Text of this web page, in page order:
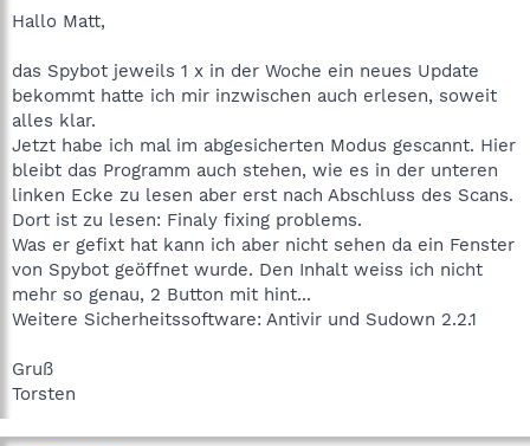
Hallo Matt,
das Spybot jeweils 1 x in der Woche ein neues Update
bekommt hatte ich mir inzwischen auch erlesen, soweit
alles klar.
Jetzt habe ich mal im abgesicherten Modus gescannt. Hier
bleibt das Programm auch stehen, wie es in der unteren
linken Ecke zu lesen aber erst nach Abschluss des Scans.
Dort ist zu lesen: Finaly fixing problems.
Was er gefixt hat kann ich aber nicht sehen da ein Fenster
von Spybot geöffnet wurde. Den Inhalt weiss ich nicht
mehr so genau, 2 Button mit hint...
Weitere Sicherheitssoftware: Antivir und Sudown 2.2.1
Gruß
Torsten